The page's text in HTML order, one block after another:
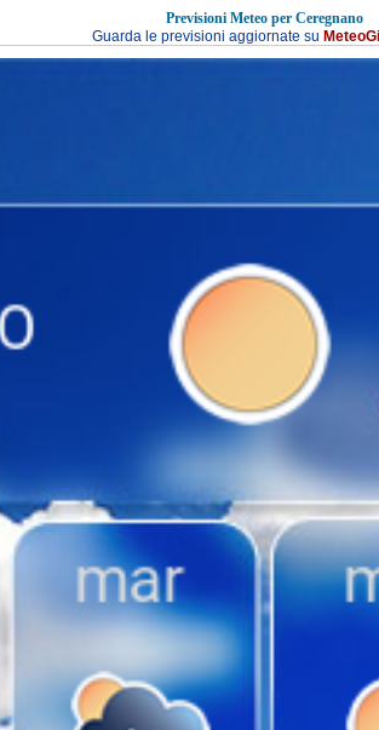
Previsioni Meteo per Ceregnano
Guarda le previsioni aggiornate su